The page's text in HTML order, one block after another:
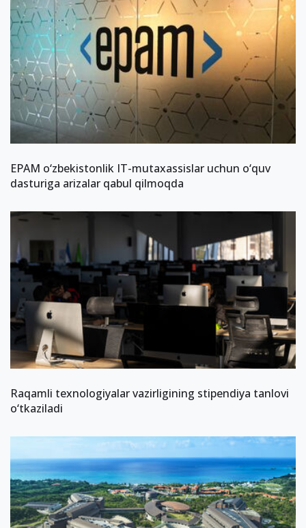
EPAM o‘zbekistonlik IT-mutaxassislar uchun o‘quv
dasturiga arizalar qabul qilmoqda
Raqamli texnologiyalar vazirligining stipendiya tanlovi
o‘tkaziladi